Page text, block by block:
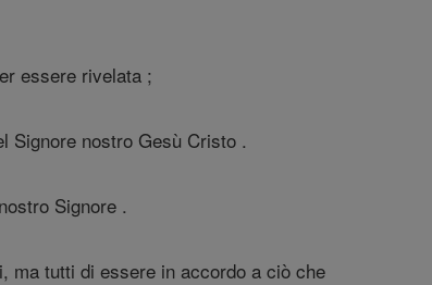
essere rivelata ;
Signore nostro Gesù Cristo .
Signore .
ma tutti di essere in accordo a ciò che